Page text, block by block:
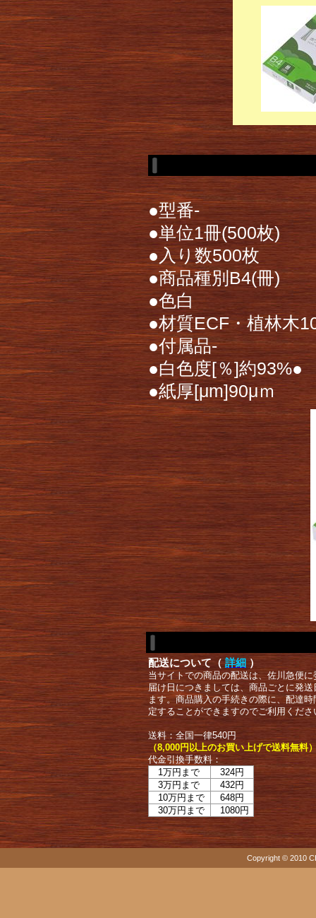
●型番-
●単位1冊(500枚)
●入り数500枚
●商品種別B4(冊)
●色白
●材質ECF・植林木
●付属品-
●白色度[％]約93%●
●紙厚[μm]90μｍ
配送について（ 詳細 ）
当サイトでの商品の配送は、佐川急便
届け日につきましては、商品ごとに発
ます。商品購入の手続きの際に、配達
定することができますのでご利用くださ
送料：全国一律540円
（8,000円以上のお買い上げで送料無料
代金引換手数料：
1万円まで
324円
3万円まで
432円
10万円まで
648円
30万円まで
1080円
Copyright © 2010